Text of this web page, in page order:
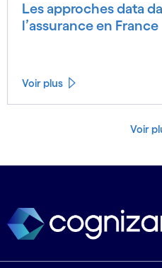
Les approches data
l’assurance en France
Voir plus
Voir